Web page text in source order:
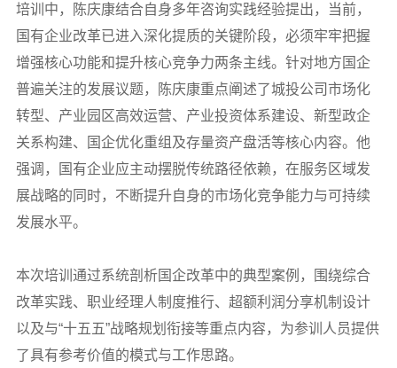
培训中，陈庆康结合自身多年咨询实践经验提出，当前，
国有企业改革已进入深化提质的关键阶段，必须牢牢把握
增强核心功能和提升核心竞争力两条主线。针对地方国企
普遍关注的发展议题，陈庆康重点阐述了城投公司市场化
转型、产业园区高效运营、产业投资体系建设、新型政企
关系构建、国企优化重组及存量资产盘活等核心内容。他
强调，国有企业应主动摆脱传统路径依赖，在服务区域发
展战略的同时，不断提升自身的市场化竞争能力与可持续
发展水平。
本次培训通过系统剖析国企改革中的典型案例，围绕综合
改革实践、职业经理人制度推行、超额利润分享机制设计
以及与“十五五”战略规划衔接等重点内容，为参训人员提供
了具有参考价值的模式与工作思路。